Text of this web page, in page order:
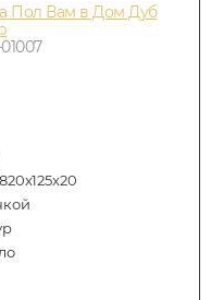
Пол Вам в Дом Дуб